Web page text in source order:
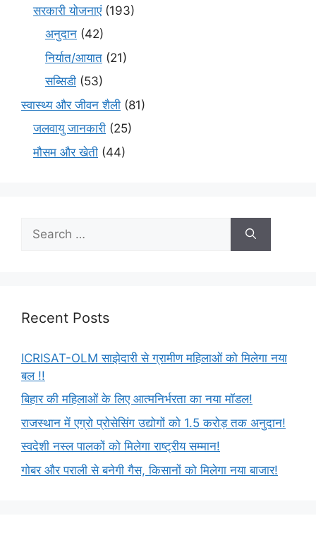
सरकारी योजनाएं(193)
अनुदान (42)
निर्यात/आयात (21)
सब्सिडी (53)
स्वास्थ्य और जीवन शैली (81)
जलवायु जानकारी (25)
मौसम और खेती (44)
Recent Posts
ICRISAT-OLM साझेदारी से ग्रामीण महिलाओं को मिलेगा नया
बल !!
बिहार की महिलाओं के लिए आत्मनिर्भरता का नया मॉडल!
राजस्थान में एग्रो प्रोसेसिंग उद्योगों को 1.5 करोड़ तक अनुदान!
स्वदेशी नस्ल पालकों को मिलेगा राष्ट्रीय सम्मान!
गोबर और पराली से बनेगी गैस, किसानों को मिलेगा नया बाजार!